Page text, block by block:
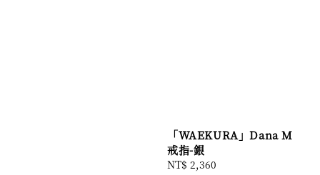
「WAEKURA」Dana M
戒指-銀
Regular
NT$ 2,360